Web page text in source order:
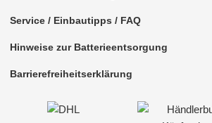
Service / Einbautipps / FAQ
Hinweise zur Batterieentsorgung
Barrierefreiheitserklärung